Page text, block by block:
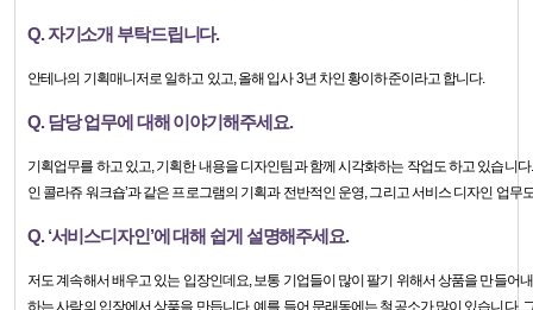
Q. 자기소개 부탁드립니다.
안테나의 기획매니저로 일하고 있고, 올해 입사 3년 차인 황이하준이라고 합니다.
Q. 담당 업무에 대해 이야기해주세요.
기획업무를 하고 있고, 기획한 내용을 디자인팀과 함께 시각화하는 작업도 하고 있습니
인 콜라쥬 워크숍’과 같은 프로그램의 기획과 전반적인 운영, 그리고 서비스 디자인 업무
Q. ‘서비스디자인’에 대해 쉽게 설명해주세요.
저도 계속해서 배우고 있는 입장인데요, 보통 기업들이 많이 팔기 위해서 상품을 만들어
하는 사람의 입장에서 상품을 만듭니다. 예를 들어 문래동에는 철공소가 많이 있습니다.